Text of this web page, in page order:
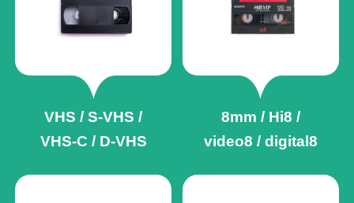
VHS / S-VHS /
VHS-C / D-VHS
8mm / Hi8 /
video8 / digital8